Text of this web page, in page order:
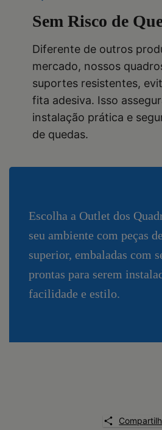
Sem Risco de
Diferente de outros
mercado, nossos
suportes resistentes,
fita adesiva. Isso
instalação prática e
de quedas.
Escolha a Outlet dos
seu ambiente com peças
superior, embaladas com
prontas para serem
facilidade e estilo.